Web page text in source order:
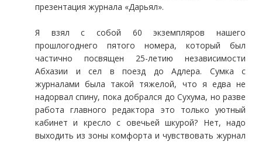
презентация журнала «Дарьял».
Я взял с собой 60 экземпляров нашего
прошлогоднего пятого номера, который был
частично посвящен 25-летию независимости
Абхазии и сел в поезд до Адлера. Сумка с
журналами была такой тяжелой, что я едва не
надорвал спину, пока добрался до Сухума, но разве
работа главного редактора это только уютный
кабинет и кресло с овечьей шкурой? Нет, надо
выходить из зоны комфорта и чувствовать журнал